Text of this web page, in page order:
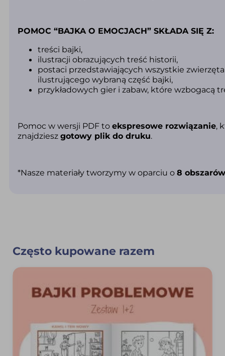
POMOC “BAJKA O EMOCJACH” SKŁADA SIĘ Z:
treści bajki,
ilustracji obrazujących treść historii,
postaci przedstawiających wszystkie
ilustrującego wybraną część bajki,
przykładowych gier i zabaw, które wzbogacą
Pomoc w wersji PDF toekspresowe rozwiązanie,
znajdzieszgotowy plik do druku.
*Nasze materiały tworzymy w oparciu o8
Często kupowane razem